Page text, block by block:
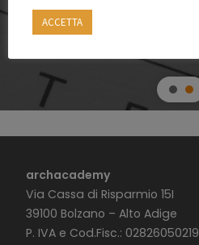
archacademy
Via Cassa di Risparmio 15I
39100 Bolzano – Alto Adige
P. IVA e Cod.Fisc.: 02826050219
ACCETTA